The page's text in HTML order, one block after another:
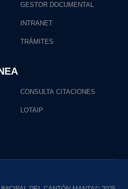
GESTOR DOCUMENTAL
INTRANET
TRÁMITES
CONSULTA CITACIONES
LOTAIP